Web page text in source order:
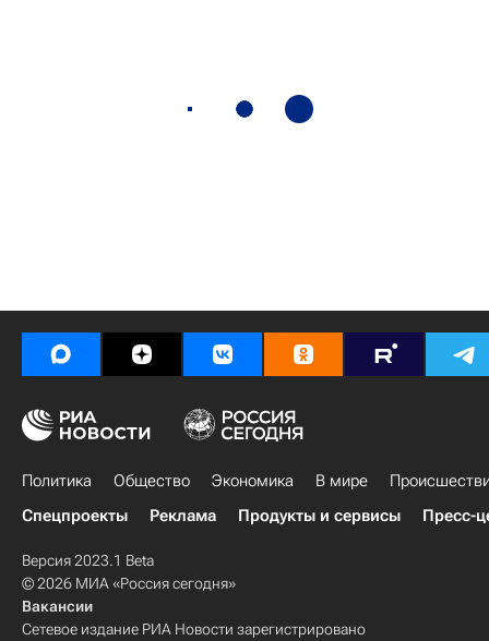
Политика Общество Экономика В мире
Спецпроекты
Реклама Продукты и сервисы Пресс-
Версия 2023.1 Beta
© 2026 МИА «Россия сегодня»
Вакансии
Сетевое издание РИА Новости зарегистрировано